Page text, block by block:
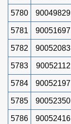
5780 90049829
5781 90051697
5782 90052083
5783 90052112
5784 90052197
5785 90052350
5786 90052416